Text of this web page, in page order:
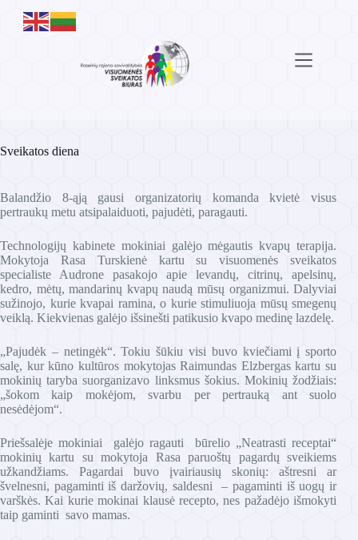
content
Sveikatos diena
Balandžio 8-ąją gausi organizatorių komanda kvietė visus
pertraukų metu atsipalaiduoti, pajudėti, paragauti.
Technologijų kabinete mokiniai galėjo mėgautis kvapų terapija.
Mokytoja Rasa Turskienė kartu su visuomenės sveikatos
specialiste Audrone pasakojo apie levandų, citrinų, apelsinų,
kedro, mėtų, mandarinų kvapų naudą mūsų organizmui. Dalyviai
sužinojo, kurie kvapai ramina, o kurie stimuliuoja mūsų smegenų
veiklą. Kiekvienas galėjo išsinešti patikusio kvapo medinę lazdelę.
„Pajudėk – netingėk“. Tokiu šūkiu visi buvo kviečiami į sporto
salę, kur kūno kultūros mokytojas Raimundas Elzbergas kartu su
mokinių taryba suorganizavo linksmus šokius. Mokinių žodžiais:
„šokom kaip mokėjom, svarbu per pertrauką ant suolo
nesėdėjom“.
Priešsalėje mokiniai galėjo ragauti būrelio „Neatrasti receptai“
mokinių kartu su mokytoja Rasa paruoštų pagardų sveikiems
užkandžiams. Pagardai buvo įvairiausių skonių: aštresni ar
švelnesni, pagaminti iš daržovių, saldesni – pagaminti iš uogų ir
varškės. Kai kurie mokinai klausė recepto, nes pažadėjo išmokyti
taip gaminti savo mamas.